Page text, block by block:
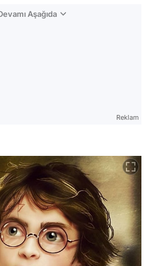
Aşağıda
Reklam